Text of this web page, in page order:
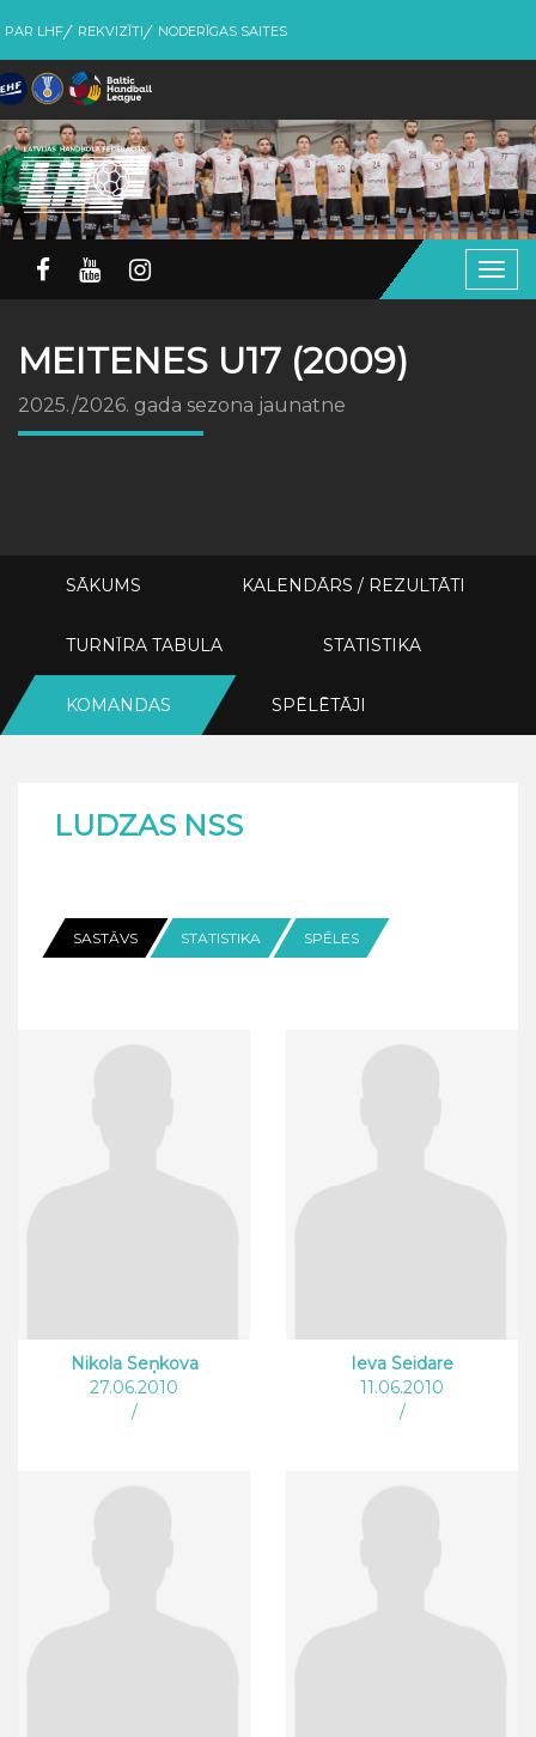
PAR LHF REKVIZĪTI NODERĪGAS SAITES
MEITENES U17 (2009)
2025./2026. gada sezona jaunatne
SĀKUMS KALENDĀRS / REZULTĀTI
TURNĪRA TABULA STATISTIKA
KOMANDAS SPĒLĒTĀJI
LUDZAS NSS
SASTĀVS STATISTIKA SPĒLES
Nikola Seņkova
27.06.2010
/
Ieva Seidare
11.06.2010
/